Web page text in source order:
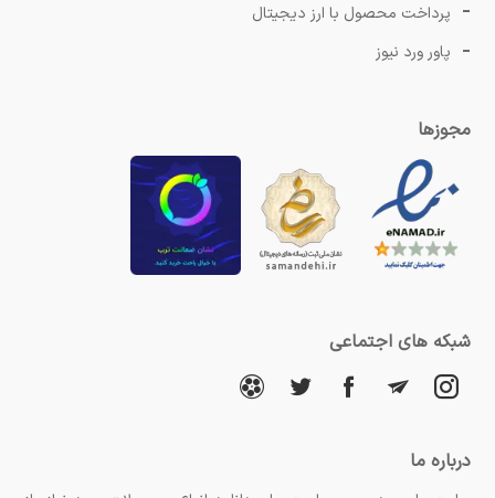
پرداخت محصول با ارز دیجیتال
پاور ورد نیوز
مجوزها
شبکه های اجتماعی
درباره ما